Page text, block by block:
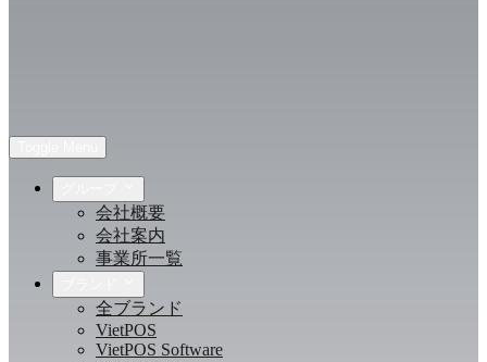
会社概要
会社案内
事業所一覧
全ブランド
VietPOS
VietPOS Software